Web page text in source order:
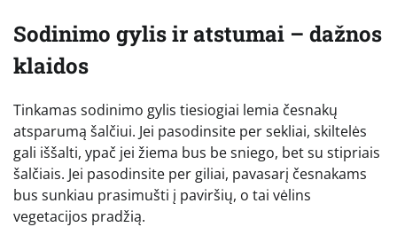
Sodinimo gylis ir atstumai – dažnos
klaidos
Tinkamas sodinimo gylis tiesiogiai lemia česnakų
atsparumą šalčiui. Jei pasodinsite per sekliai, skiltelės
gali iššalti, ypač jei žiema bus be sniego, bet su stipriais
šalčiais. Jei pasodinsite per giliai, pavasarį česnakams
bus sunkiau prasimušti į paviršių, o tai vėlins
vegetacijos pradžią.